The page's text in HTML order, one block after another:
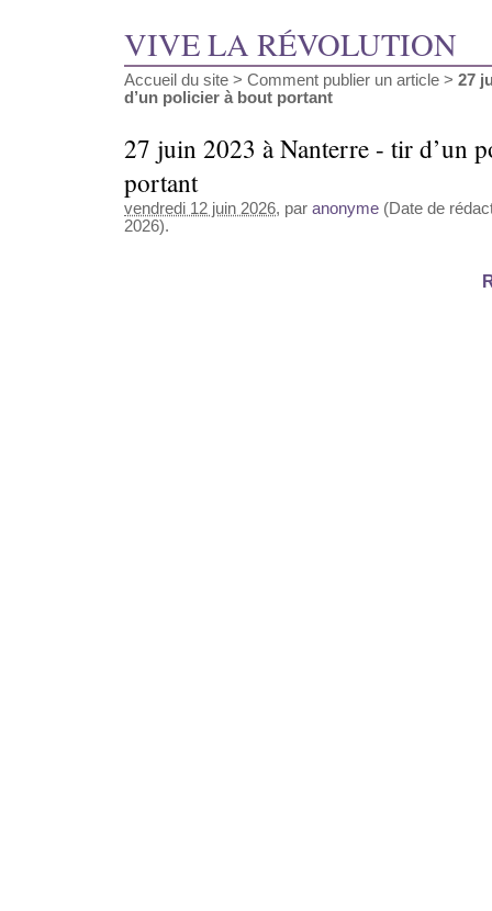
VIVE LA RÉVOLUTION
Accueil du site > Comment publier un article > 27
d’un policier à bout portant
27 juin 2023 à Nanterre - tir d’un
portant
vendredi 12 juin 2026, par anonyme (Date de
2026).